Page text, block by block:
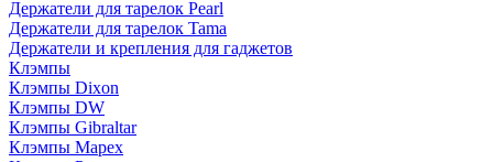
Держатели для тарелок Pearl
Держатели для тарелок Tama
Держатели и крепления для гаджетов
Клэмпы
Клэмпы Dixon
Клэмпы DW
Клэмпы Gibraltar
Клэмпы Mapex